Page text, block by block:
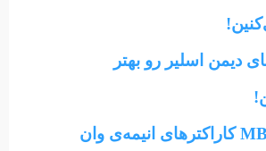
دیمن اسلیر رو بهتر
تایپ MBTI کاراکترهای انیمه‌ی وان